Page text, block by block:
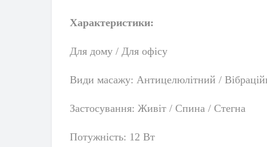
Характеристики:
Для дому / Для офісу
Види масажу: Антицелюлітний /
Застосування: Живіт / Спина / Стегна
Потужність: 12 Вт